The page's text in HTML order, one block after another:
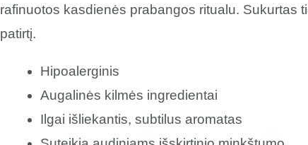
rafinuotos kasdienės prabangos ritualu. Sukurtas
patirtį.
Hipoalerginis
Augalinės kilmės ingredientai
Ilgai išliekantis, subtilus aromatas